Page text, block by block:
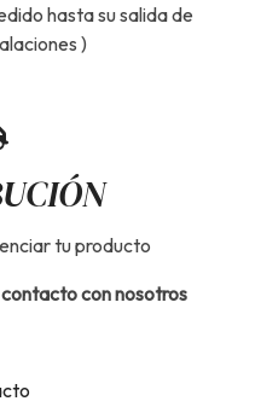
hasta su salida de
)
tu producto
con nosotros